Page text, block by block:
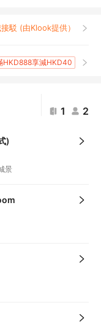
駁 (由Klook提供）
HKD888享減HKD40
HKD800享減HKD50
享減HKD100
享減HKD100
享減HKD100
1 2
)
景